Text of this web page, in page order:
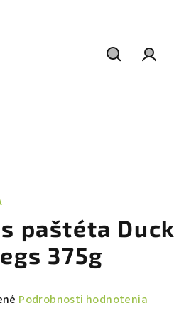
paštéta Duck
375g
Podrobnosti hodnotenia